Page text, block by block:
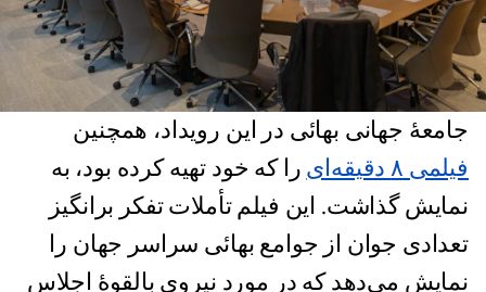
جامعهٔ جهانی بهائی در این رویداد،‌ همچنین
فیلمی ۸ دقیقه‌ای
را که خود تهیه کرده بود، به
نمایش گذاشت. این فیلم تأملات تفکر برانگیز
تعدادی جوان از جوامع بهائی سراسر جهان را
نمایش می‌دهد که در مورد نیروی بالقوۀ اجلاس